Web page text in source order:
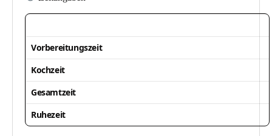
Vorbereitungszeit
Kochzeit
Gesamtzeit
Ruhezeit